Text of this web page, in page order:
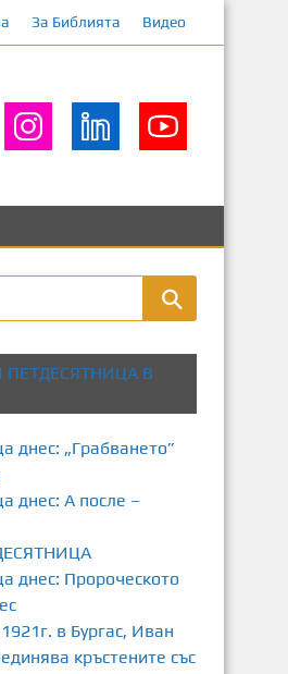
За Библията Видео
ПЕТДЕСЯТНИЦА В
днес: „Грабването”
днес: А после –
днес: Пророческото
в Бургас, Иван
кръстените със